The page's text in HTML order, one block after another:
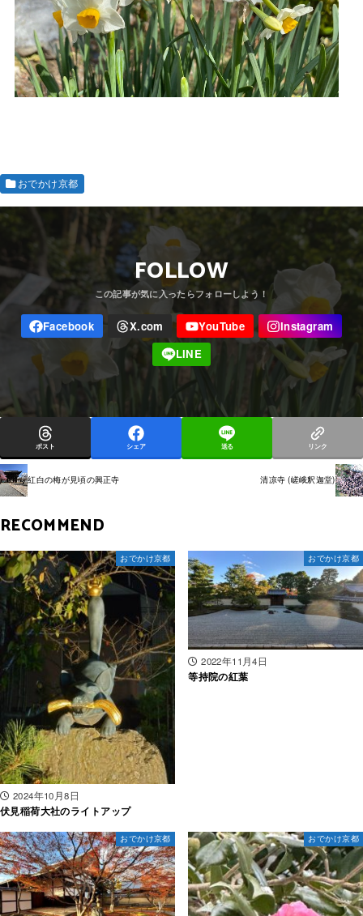
おでかけ京都
FOLLOW
ポスト シェア 送る リンク
紅白の梅が見頃の興正寺 清凉寺 (嵯峨釈迦堂)
RECOMMEND
おでかけ京都
2024年10月8日
伏見稲荷大社のライトアップ
おでかけ京都
2022年11月4日
等持院の紅葉
おでかけ京都 おでかけ京都